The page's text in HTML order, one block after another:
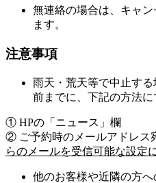
無連絡の場合は、キャ
ます。
注意事項
雨天・荒天等で中止す
前までに、下記の方法に
① HPの「ニュース」欄
② ご予約時のメールアドレス
らのメールを受信可能な設定
他のお客様や近隣の方